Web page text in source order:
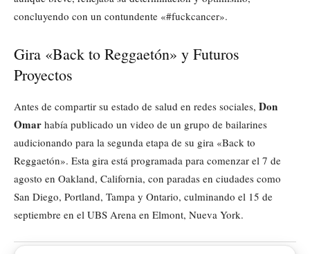
concluyendo con un contundente «#fuckcancer».
Gira «Back to Reggaetón» y Futuros
Proyectos
Antes de compartir su estado de salud en redes sociales, Don
Omar había publicado un video de un grupo de bailarines
audicionando para la segunda etapa de su gira «Back to
Reggaetón». Esta gira está programada para comenzar el 7 de
agosto en Oakland, California, con paradas en ciudades como
San Diego, Portland, Tampa y Ontario, culminando el 15 de
septiembre en el UBS Arena en Elmont, Nueva York.